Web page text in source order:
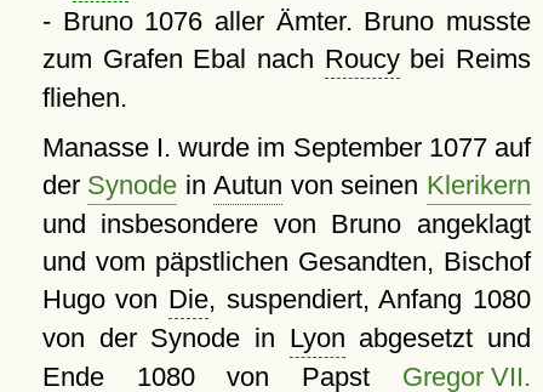
- Bruno 1076 aller Ämter. Bruno musste
zum Grafen Ebal nach Roucybei Reims
fliehen.
Manasse I. wurde im September 1077 auf
der Synode inAutun von seinen Klerikern
und insbesondere von Bruno angeklagt
und vom päpstlichen Gesandten, Bischof
Hugo von Die, suspendiert, Anfang 1080
von der Synode in Lyon abgesetzt und
Ende 1080 von Papst Gregor VII.